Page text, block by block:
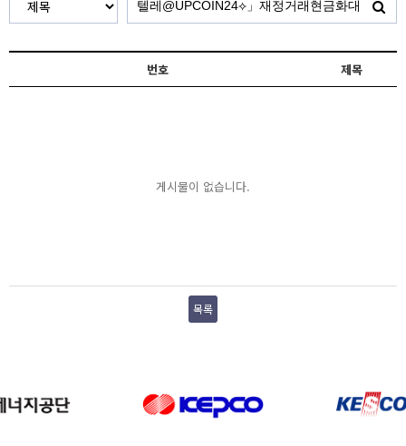
번호 제목
게시물이 없습니다.
목록